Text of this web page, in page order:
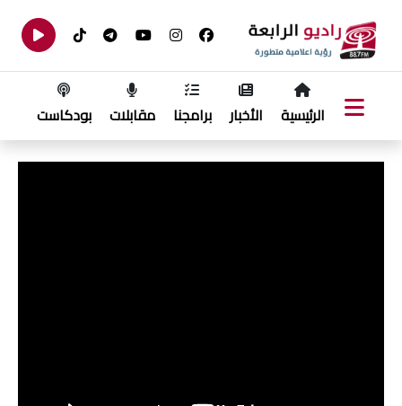
الرئيسية الأخبار برامجنا مقابلات بودكاست